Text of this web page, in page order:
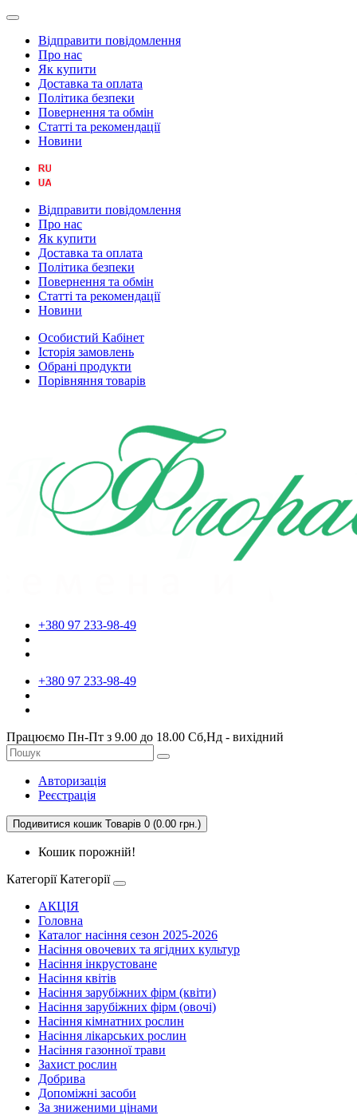
Відправити повідомлення
Про нас
Як купити
Доставка та оплата
Політика безпеки
Повернення та обмін
Статті та рекомендації
Новини
Відправити повідомлення
Про нас
Як купити
Доставка та оплата
Політика безпеки
Повернення та обмін
Статті та рекомендації
Новини
Особистий Кабінет
Історія замовлень
Обрані продукти
Порівняння товарів
+380 97 233-98-49
+380 97 233-98-49
Працюємо Пн-Пт з 9.00 до 18.00 Сб,Нд - вихідний
Авторизація
Реєстрація
Подивитися кошик Товарів 0 (0.00 грн.)
Кошик порожній!
Категорії Категорії
АКЦІЯ
Головна
Каталог насіння сезон 2025-2026
Насіння овочевих та ягідних культур
Насіння інкрустоване
Насіння квітів
Насіння зарубіжних фірм (квіти)
Насіння зарубіжних фірм (овочі)
Насіння кімнатних рослин
Насіння лікарських рослин
Насіння газонної трави
Захист рослин
Добрива
Допоміжні засоби
За зниженими цінами